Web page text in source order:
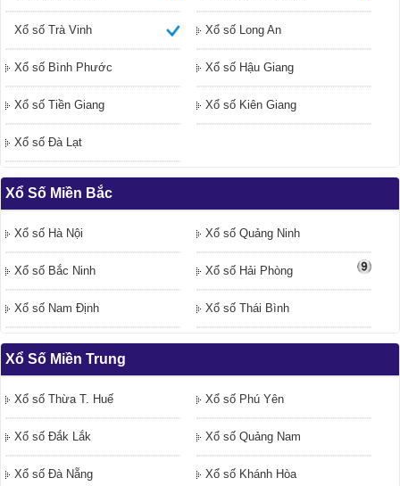
Xổ số Trà Vinh Xổ số Long An
Xổ số Bình Phước Xổ số Hậu Giang
Xổ số Tiền Giang Xổ số Kiên Giang
Xổ số Đà Lạt
Xổ Số Miền Bắc
Xổ số Hà Nội Xổ số Quảng Ninh
Xổ số Bắc Ninh Xổ số Hải Phòng
Xổ số Nam Định Xổ số Thái Bình
Xổ Số Miền Trung
Xổ số Thừa T. Huế Xổ số Phú Yên
Xổ số Đắk Lắk Xổ số Quảng Nam
Xổ số Đà Nẵng Xổ số Khánh Hòa